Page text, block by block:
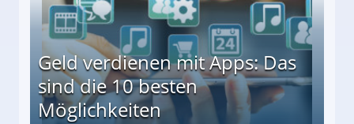
Geld verdienen mit Apps: Das
sind die 10 besten
Möglichkeiten